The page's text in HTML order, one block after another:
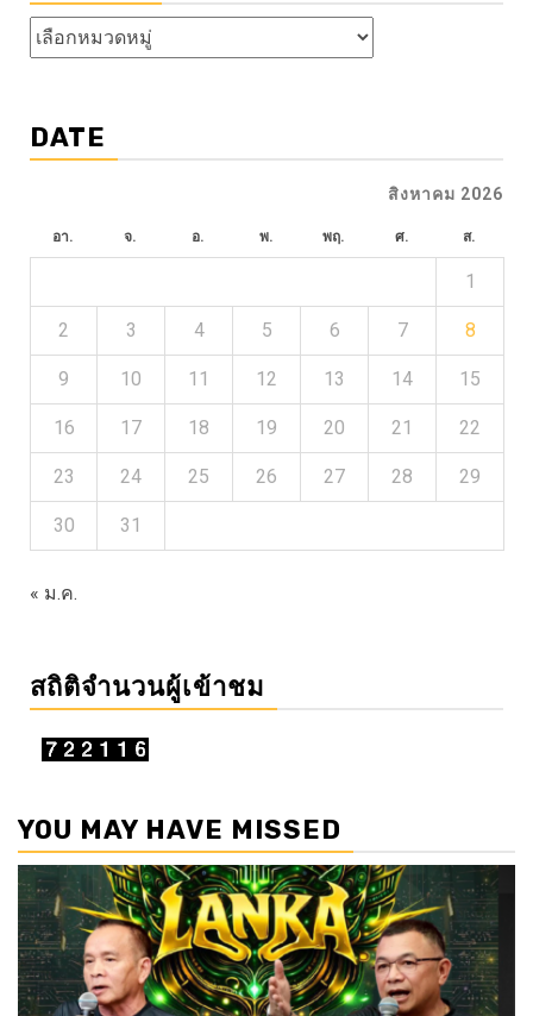
หัวข้อ
ข่าว
DATE
สิงหาคม 2026
อา. จ. อ. พ. พฤ. ศ. ส.
1
2 3 4 5 6 7 8
9 10 11 12 13 14 15
16 17 18 19 20 21 22
23 24 25 26 27 28 29
30 31
« ม.ค.
สถิติจำนวนผู้เข้าชม
YOU MAY HAVE MISSED